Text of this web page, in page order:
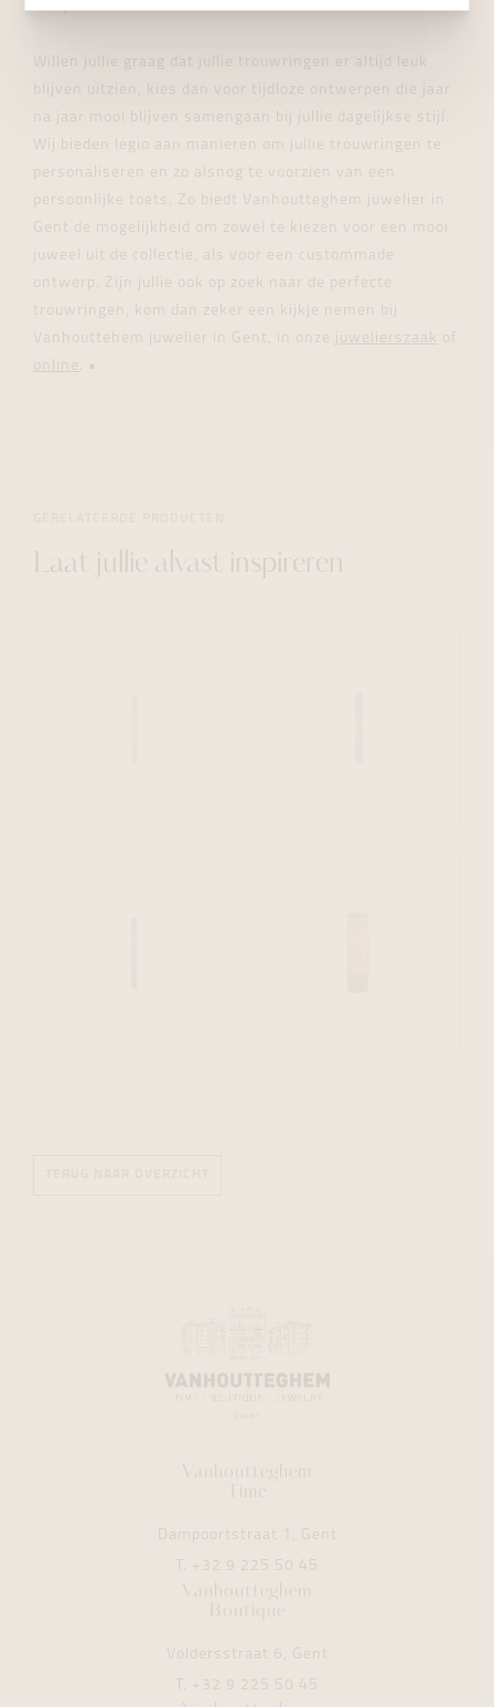
Willen jullie graag dat jullie trouwringen er altijd leuk
blijven uitzien, kies dan voor tijdloze ontwerpen die jaar
na jaar mooi blijven samengaan bij jullie dagelijkse stijl.
Wij bieden legio aan manieren om jullie trouwringen te
personaliseren en zo alsnog te voorzien van een
persoonlijke toets. Zo biedt Vanhoutteghem juwelier in
Gent de mogelijkheid om zowel te kiezen voor een mooi
juweel uit de collectie, als voor een custommade
ontwerp. Zijn jullie ook op zoek naar de perfecte
trouwringen, kom dan zeker een kijkje nemen bij
Vanhouttehem juwelier in Gent, in onze juwelierszaak
of
online . •
Laat jullie alvast inspireren
Vanhoutteghem
Time
Dampoortstraat 1, Gent
T. +32 9 225 50 45
Vanhoutteghem
Boutique
Voldersstraat 6, Gent
T. +32 9 225 50 45